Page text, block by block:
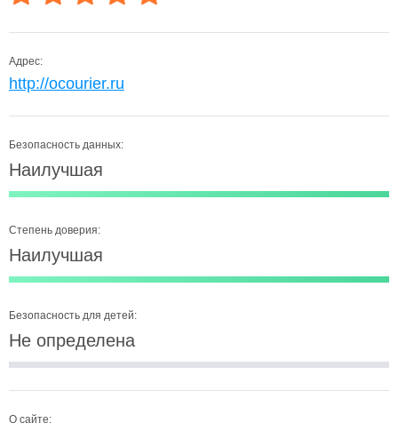
Адрес:
http://ocourier.ru
Безопасность данных:
Наилучшая
Степень доверия:
Наилучшая
Безопасность для детей:
Не определена
О сайте: